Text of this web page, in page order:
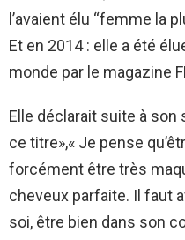
l’avaient élu “femme la
Et en 2014 : elle a été
monde par le magazine
Elle déclarait suite à son
ce titre»,« Je pense
forcément être très
cheveux parfaite. Il faut
soi, être bien dans son